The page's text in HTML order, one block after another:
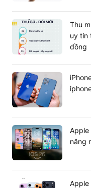
Pro 2018 đem lại
hơn. Tính năng cảm
LED bàn phím giúp
kiện khác nhau.
Thu
uy tín
đồng
Apple
năng
Apple